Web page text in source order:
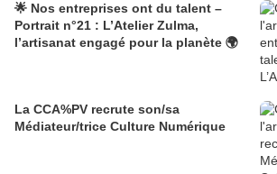
🌟 Nos entreprises ont du talent –
Portrait n°21 : L’Atelier Zulma,
l’artisanat engagé pour la planète 🌍
La CCA%PV recrute son/sa
Médiateur/trice Culture Numérique